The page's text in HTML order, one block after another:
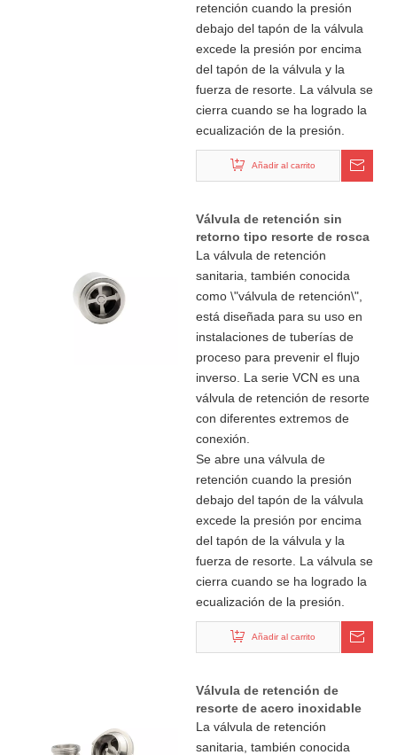
retención cuando la presión
debajo del tapón de la válvula
excede la presión por encima
del tapón de la válvula y la
fuerza de resorte. La válvula se
cierra cuando se ha logrado la
ecualización de la presión.
Añadir al carrito
Válvula de retención sin
retorno tipo resorte de rosca
sanitaria
La válvula de retención
sanitaria, también conocida
como \"válvula de retención\",
está diseñada para su uso en
instalaciones de tuberías de
proceso para prevenir el flujo
inverso. La serie VCN es una
válvula de retención de resorte
con diferentes extremos de
conexión.
Se abre una válvula de
retención cuando la presión
debajo del tapón de la válvula
excede la presión por encima
del tapón de la válvula y la
fuerza de resorte. La válvula se
cierra cuando se ha logrado la
ecualización de la presión.
Añadir al carrito
Válvula de retención de
resorte de acero inoxidable
sanitario de tipo múltiple
La válvula de retención
sanitaria, también conocida